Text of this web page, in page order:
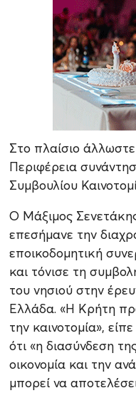
Στο πλαίσιο
Περιφέρεια
Συμβουλίου
Ο Μάξιμος
επεσήμανε την
εποικοδομητική
και τόνισε τη
του νησιού στην
Ελλάδα. «Η Κρήτη
την καινοτομία»,
ότι «η διασύνδεση
οικονομία και την
μπορεί να